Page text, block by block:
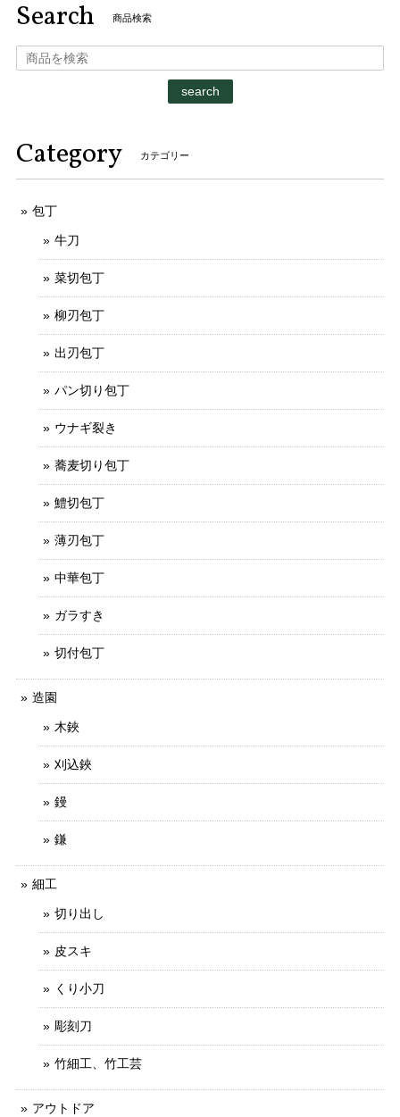
Search 商品検索
search
Category カテゴリー
包丁
牛刀
菜切包丁
柳刃包丁
出刃包丁
パン切り包丁
ウナギ裂き
蕎麦切り包丁
鱧切包丁
薄刃包丁
中華包丁
ガラすき
切付包丁
造園
木鋏
刈込鋏
鏝
鎌
細工
切り出し
皮スキ
くり小刀
彫刻刀
竹細工、竹工芸
アウトドア